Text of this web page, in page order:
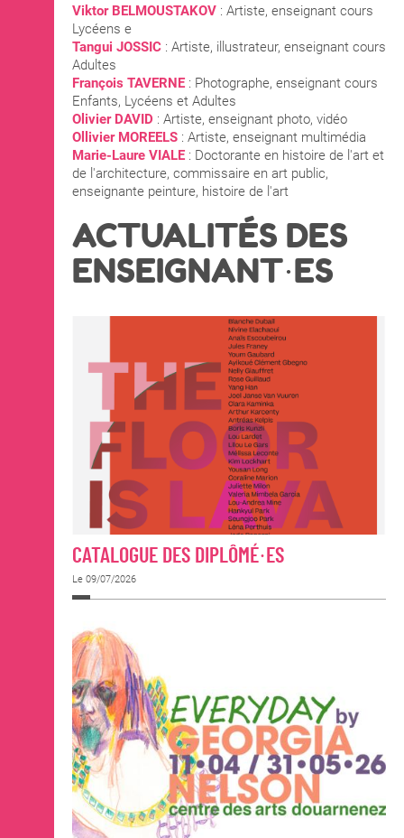
Viktor BELMOUSTAKOV : Artiste, enseignant cours
Lycéens e
Tangui JOSSIC : Artiste, illustrateur, enseignant cours
Adultes
François TAVERNE : Photographe, enseignant cours
Enfants, Lycéens et Adultes
Olivier DAVID : Artiste, enseignant photo, vidéo
Ollivier MOREELS : Artiste, enseignant multimédia
Marie-Laure VIALE : Doctorante en histoire de l'art et
de l'architecture, commissaire en art public,
enseignante peinture, histoire de l'art
ACTUALITÉS DES
ENSEIGNANT·ES
CATALOGUE DES DIPLÔMÉ·ES
Le 09/07/2026